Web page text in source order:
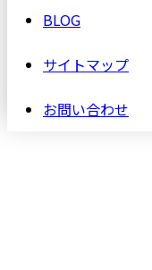
BLOG
サイトマップ
お問い合わせ